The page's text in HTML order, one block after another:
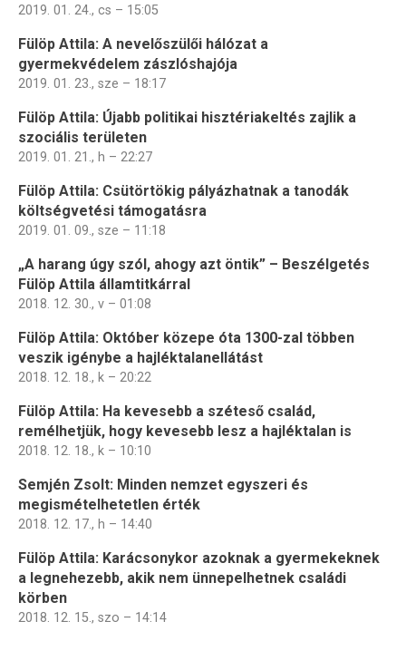
2019. 01. 24., cs – 15:05
Fülöp Attila: A nevelőszülői hálózat a
gyermekvédelem zászlóshajója
2019. 01. 23., sze – 18:17
Fülöp Attila: Újabb politikai hisztériakeltés zajlik a
szociális területen
2019. 01. 21., h – 22:27
Fülöp Attila: Csütörtökig pályázhatnak a tanodák
költségvetési támogatásra
2019. 01. 09., sze – 11:18
„A harang úgy szól, ahogy azt öntik” – Beszélgetés
Fülöp Attila államtitkárral
2018. 12. 30., v – 01:08
Fülöp Attila: Október közepe óta 1300-zal többen
veszik igénybe a hajléktalanellátást
2018. 12. 18., k – 20:22
Fülöp Attila: Ha kevesebb a széteső család,
remélhetjük, hogy kevesebb lesz a hajléktalan is
2018. 12. 18., k – 10:10
Semjén Zsolt: Minden nemzet egyszeri és
megismételhetetlen érték
2018. 12. 17., h – 14:40
Fülöp Attila: Karácsonykor azoknak a gyermekeknek
a legnehezebb, akik nem ünnepelhetnek családi
körben
2018. 12. 15., szo – 14:14